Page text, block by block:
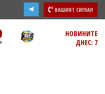
ВАШИЯТ СИГНАЛ
НОВИНИТЕ
ДНЕС: 7